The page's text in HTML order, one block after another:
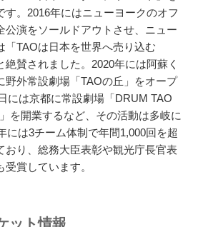
す。2016年にはニューヨークのオフ
公演をソールドアウトさせ、ニュー
「TAOは日本を世界へ売り込む
絶賛されました。2020年には阿蘇く
野外常設劇場「TAOの丘」をオープ
には京都に常設劇場「DRUM TAO
を開業するなど、その活動は多岐に
には3チーム体制で年間1,000回を超
おり、総務大臣表彰や観光庁長官表
賞しています。
ット情報